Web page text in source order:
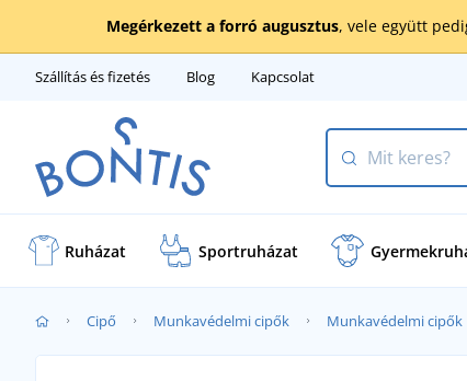
Megérkezett a forró augusztus, vele együtt
Szállítás és fizetés Blog Kapcsolat
Ruházat Sportruházat
Cipő Munkavédelmi cipők Munkavédelmi cipők